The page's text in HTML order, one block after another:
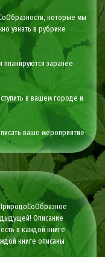
которые мы
узнать в рубрике
планируются заранее.
в вашем городе и
ваше мероприятие
Описание
в каждой книге
книге описаны